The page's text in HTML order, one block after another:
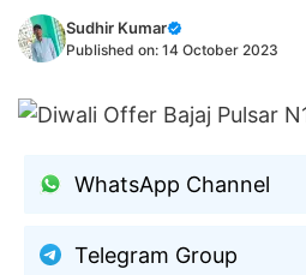
Sudhir Kumar
Published on: 14 October 2023
WhatsApp Channel
Telegram Group